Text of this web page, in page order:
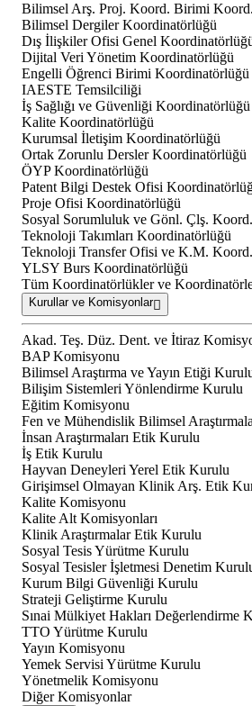
Bilimsel Arş. Proj. Koord. Birimi Koord.
Bilimsel Dergiler Koordinatörlüğü
Dış İlişkiler Ofisi Genel
Dijital Veri Yönetim Koordinatörlüğü
Engelli Öğrenci Birimi Koordinatörlüğü
IAESTE Temsilciliği
İş Sağlığı ve Güvenliği Koordinatörlüğü
Kalite Koordinatörlüğü
Kurumsal İletişim Koordinatörlüğü
Ortak Zorunlu Dersler Koordinatörlüğü
ÖYP Koordinatörlüğü
Patent Bilgi Destek Ofisi
Proje Ofisi Koordinatörlüğü
Sosyal Sorumluluk ve Gönl. Çlş. Koord.
Teknoloji Takımları Koordinatörlüğü
Teknoloji Transfer Ofisi ve K.M. Koord.
YLSY Burs Koordinatörlüğü
Tüm Koordinatörlükler ve
Kurullar ve Komisyonlar
Akad. Teş. Düz. Dent. ve İtiraz
BAP Komisyonu
Bilimsel Araştırma ve Yayın Etiği
Bilişim Sistemleri Yönlendirme Kurulu
Eğitim Komisyonu
Fen ve Mühendislik Bilimsel
İnsan Araştırmaları Etik Kurulu
İş Etik Kurulu
Hayvan Deneyleri Yerel Etik Kurulu
Girişimsel Olmayan Klinik Arş. Etik
Kalite Komisyonu
Kalite Alt Komisyonları
Klinik Araştırmalar Etik Kurulu
Sosyal Tesis Yürütme Kurulu
Sosyal Tesisler İşletmesi Denetim
Kurum Bilgi Güvenliği Kurulu
Strateji Geliştirme Kurulu
Sınai Mülkiyet Hakları Değerlendirme
TTO Yürütme Kurulu
Yayın Komisyonu
Yemek Servisi Yürütme Kurulu
Yönetmelik Komisyonu
Diğer Komisyonlar